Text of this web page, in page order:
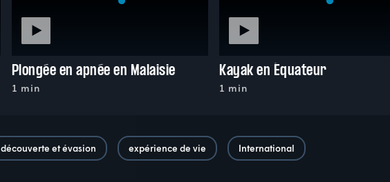
Plongée en apnée en Malaisie
1 min
Kayak en Équateur
1 min
découverte et évasion expérience de vie International